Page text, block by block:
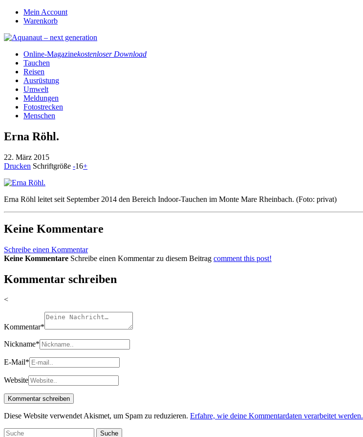
Mein Account
Warenkorb
Online-Magazinekostenloser Download
Tauchen
Reisen
Ausrüstung
Umwelt
Meldungen
Fotostrecken
Menschen
Erna Röhl.
22. März 2015
Drucken Schriftgröße -16+
Erna Röhl leitet seit September 2014 den Bereich Indoor-Tauchen im Monte Mare Rheinbach. (Foto: privat)
Keine Kommentare
Schreibe einen Kommentar
Keine Kommentare Schreibe einen Kommentar zu diesem Beitrag comment this post!
Kommentar schreiben
<
Kommentar*
Nickname*
E-Mail*
Website
Diese Website verwendet Akismet, um Spam zu reduzieren. Erfahre, wie deine Kommentardaten verarbeitet werden.
Suche